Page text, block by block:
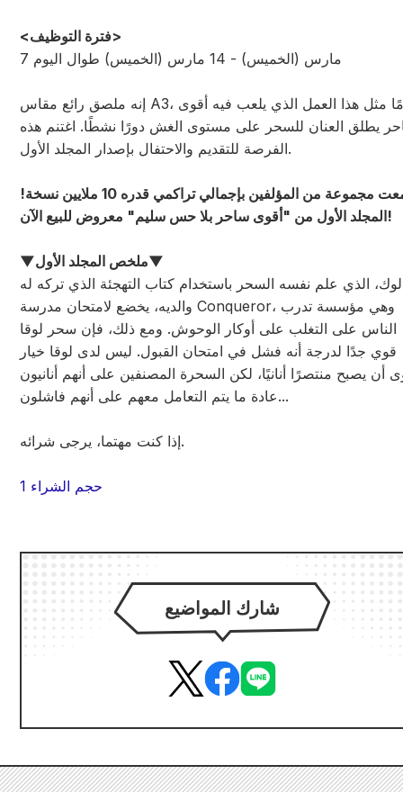
<فترة التوظيف>
7 مارس (الخميس) - 14 مارس (الخميس) طوال اليوم
إنه ملصق رائع مقاس A3، تمامًا مثل هذا العمل الذي يلعب فيه أقوى
يطلق العنان للسحر على مستوى الغش دورًا نشطًا. اغتنم هذه
الفرصة للتقديم والاحتفال بإصدار المجلد الأول.
اجتمعت مجموعة من المؤلفين بإجمالي تراكمي قدره 10 ملايين نسخة!
المجلد الأول من "أقوى ساحر بلا حس سليم" معروض للبيع الآن!
▼ملخص المجلد الأول▼
لوك، الذي علم نفسه السحر باستخدام كتاب التهجئة الذي تركه له
والديه، يخضع لامتحان مدرسة Conqueror، وهي مؤسسة تدرب
الناس على التغلب على أوكار الوحوش. ومع ذلك، فإن سحر لوقا
قوي جدًا لدرجة أنه فشل في امتحان القبول. ليس لدى لوقا خيار
أن يصبح منتصرًا أنانيًا، لكن السحرة المصنفين على أنهم أنانيون
عادة ما يتم التعامل معهم على أنهم فاشلون...
إذا كنت مهتما، يرجى شرائه.
حجم الشراء 1
شارك المواضيع